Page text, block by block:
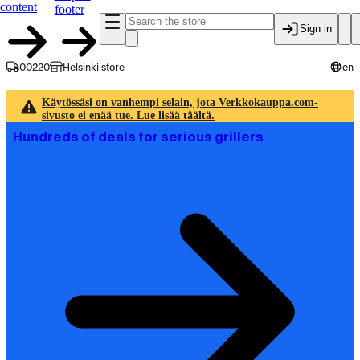
content
footer
Sign in
00220 Helsinki store en
Käytössäsi on vanhempi selain, jota Verkkokauppa.com-
sivusto ei enää tue. Lue lisää täältä.
Hundreds of deals for serious grillers